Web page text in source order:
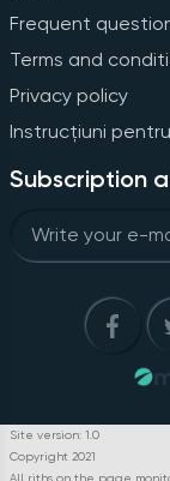
Frequent
Terms and
Privacy policy
Instrucțiuni
Subscription
Site version: 1.0
Copyright 2021
All riths on the page